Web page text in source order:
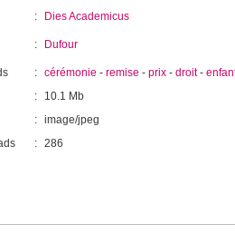
: Dies Academicus
: Dufour
: cérémonie - remise - prix - droit-
:
10.1 Mb
: image/jpeg
: 286